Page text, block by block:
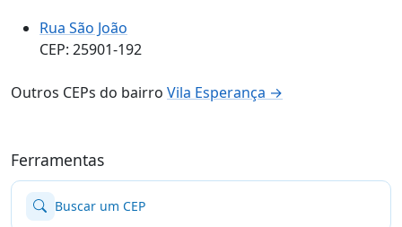
Rua São João
CEP: 25901-192
Outros CEPs do bairro Vila Esperança →
Ferramentas
Buscar um CEP